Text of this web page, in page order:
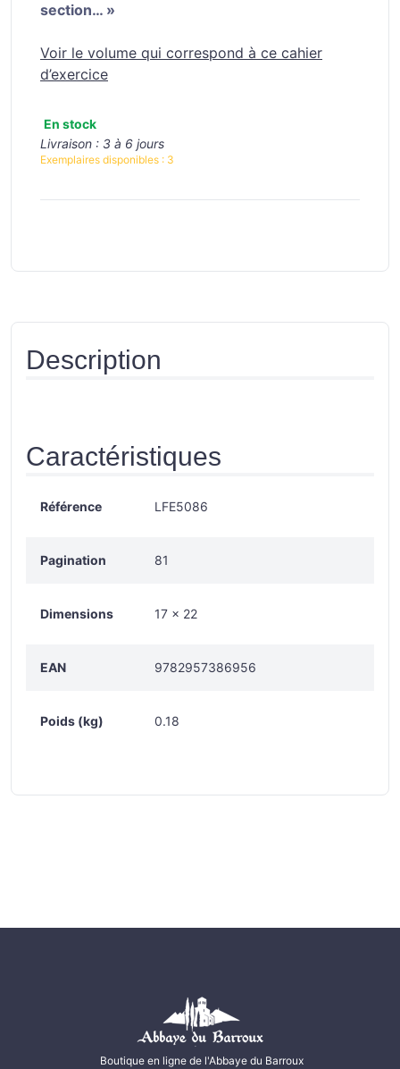
section… »
Voir le volume qui correspond à ce cahier
d’exercice
En stock
Livraison : 3 à 6 jours
Exemplaires disponibles : 3
Description
Caractéristiques
Référence LFE5086
Pagination 81
Dimensions 17 x 22
EAN 9782957386956
Poids (kg) 0.18
Boutique en ligne de l'Abbaye du Barroux